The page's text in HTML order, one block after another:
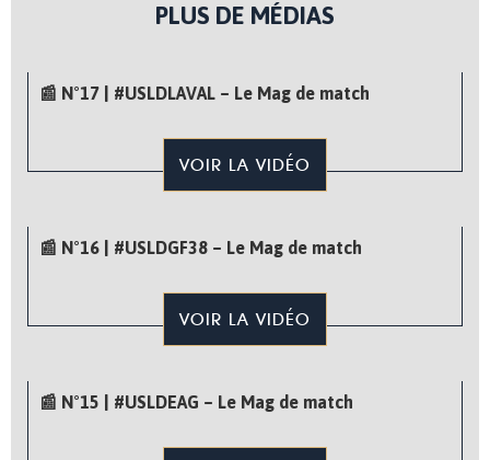
PLUS DE MÉDIAS
📰 N°17 | #USLDLAVAL – Le Mag de match
VOIR LA VIDÉO
📰 N°16 | #USLDGF38 – Le Mag de match
VOIR LA VIDÉO
📰 N°15 | #USLDEAG – Le Mag de match